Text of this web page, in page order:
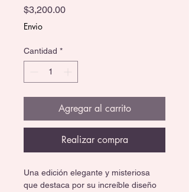
$3,200.00Precio
Envio
Cantidad *
Agregar al carrito
Realizar compra
Una edición elegante y misteriosa
que destaca por su increíble diseño